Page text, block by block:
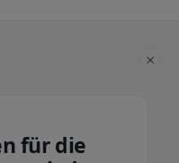
×
für die